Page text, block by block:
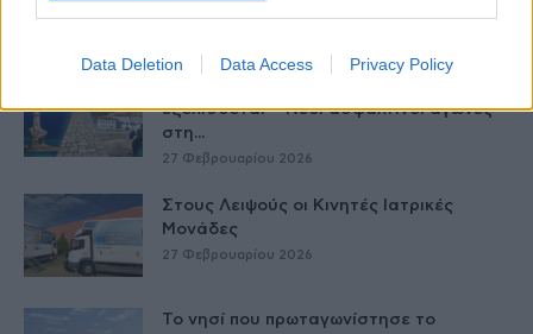
Data Deletion Data Access Privacy Policy
εξελίσσεται – Νέοι ασφάλτινοι αγώνες
στη...
27 Φεβρουαρίου 2026
Στους Λειψούς οι Κινητές Ιατρικές
Μονάδες
27 Φεβρουαρίου 2026
Το νησί που πρωταγωνίστησε το